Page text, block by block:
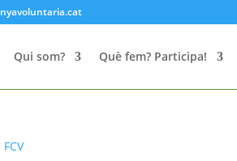
Qui som? Què fem? Participa!